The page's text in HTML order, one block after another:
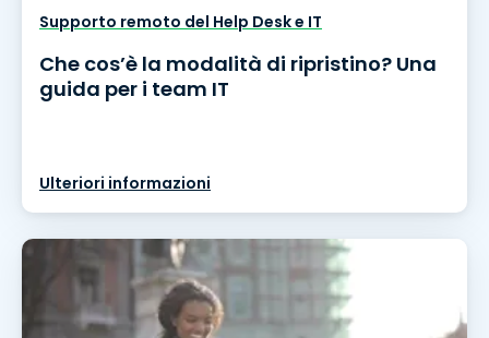
Supporto remoto del Help Desk e IT
Che cos’è la modalità di ripristino? Una
guida per i team IT
Ulteriori informazioni